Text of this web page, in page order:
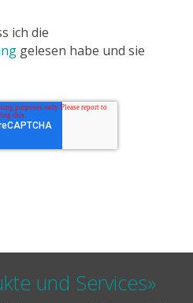
ich die
gelesen habe und sie
und Services»